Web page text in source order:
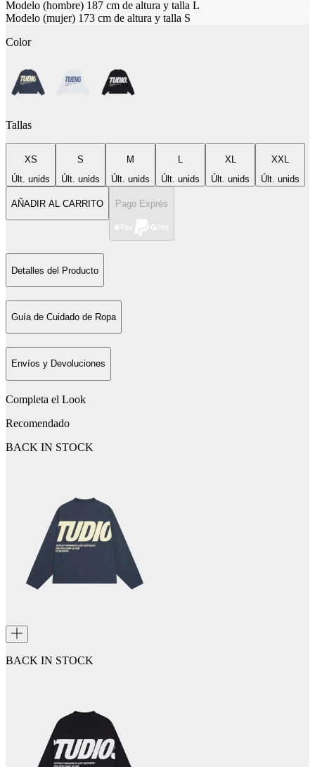
Modelo (hombre) 187 cm de altura y talla L
Modelo (mujer) 173 cm de altura y talla S
Color
Tallas
XS
Últ. unids
S
Últ. unids
M
Últ. unids
L
Últ. unids
XL
Últ. unids
XXL
Últ. unids
AÑADIR AL CARRITO Pago Exprés
Detalles del Producto
Guía de Cuidado de Ropa
Envíos y Devoluciones
Completa el Look
Recomendado
BACK IN STOCK
BACK IN STOCK